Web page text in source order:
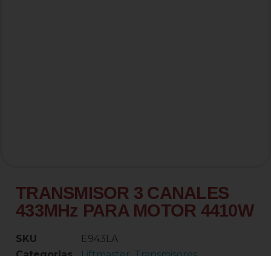
TRANSMISOR 3 CANALES
433MHz PARA MOTOR 4410W
SKU
E943LA